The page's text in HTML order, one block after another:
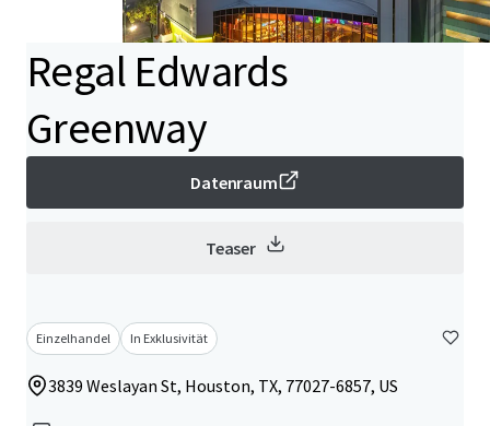
Regal Edwards
Greenway
Datenraum
Teaser
Einzelhandel In Exklusivität
3839 Weslayan St, Houston, TX, 77027-6857, US